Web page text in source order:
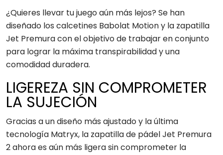
¿Quieres llevar tu juego aún más lejos? Se han
diseñado los calcetines Babolat Motion y la zapatilla
Jet Premura con el objetivo de trabajar en conjunto
para lograr la máxima transpirabilidad y una
comodidad duradera.
LIGEREZA SIN COMPROMETER
LA SUJECIÓN
Gracias a un diseño más ajustado y la última
tecnología Matryx, la zapatilla de pádel Jet Premura
2 ahora es aún más ligera sin comprometer la